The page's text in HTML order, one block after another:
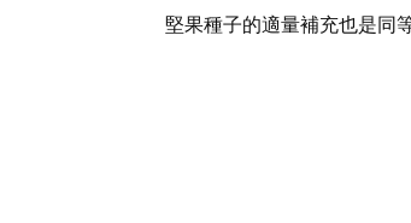
堅果種子的適量補充也是同等